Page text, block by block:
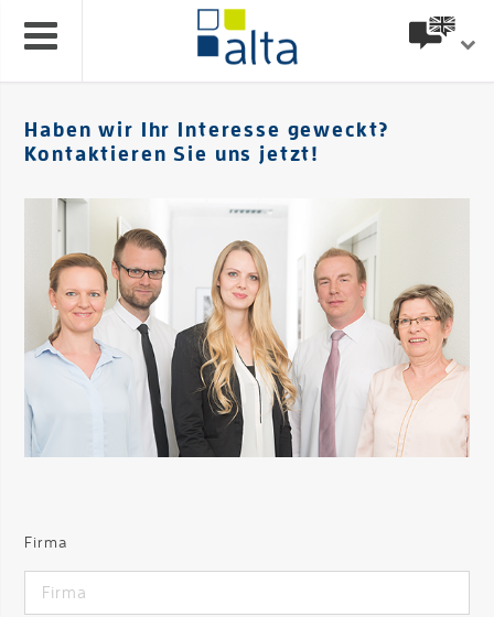
Haben wir Ihr Interesse geweckt?
Kontaktieren Sie uns jetzt!
Firma